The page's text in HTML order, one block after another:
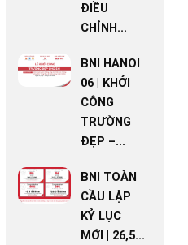
ĐIỀU
CHỈNH...
BNI HANOI
06 | KHỞI
CÔNG
TRƯỜNG
ĐẸP –...
BNI TOÀN
CẦU LẬP
KỶ LỤC
MỚI | 26,5...